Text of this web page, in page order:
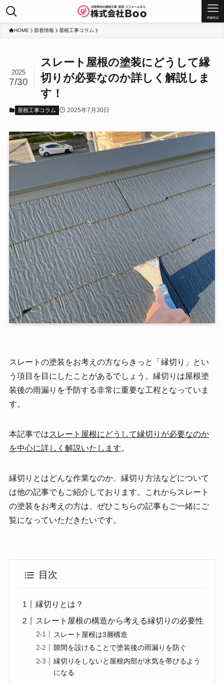
menu
HOME 新着情報 屋根工事コラム
スレート屋根の塗装にどうして縁
切りが必要なのか詳しく解説しま
す！
2025
7/30
屋根工事コラム 2025年7月30日
スレートの塗装をお考えの方ならきっと「縁切り」とい
う項目を目にしたことがあるでしょう。縁切りは屋根塗
装後の雨漏りを予防する非常に重要な工程となっていま
す。
本記事ではスレート屋根にどうして縁切りが必要なのか
を中心に詳しく解説いたします。
縁切りとはどんな作業なのか、縁切り方法などについて
は他の記事でもご紹介しております。これからスレート
の塗装をお考えの方は、ぜひこちらの記事もご一緒にご
覧になっていただきたいです。
目次
縁切りとは？
スレート屋根の構造から考える縁切りの必要性
スレート屋根は3層構造
隙間を設けることで塗装後の雨漏りを防ぐ
縁切りをしないと屋根内部が水気を帯びるよう
になる